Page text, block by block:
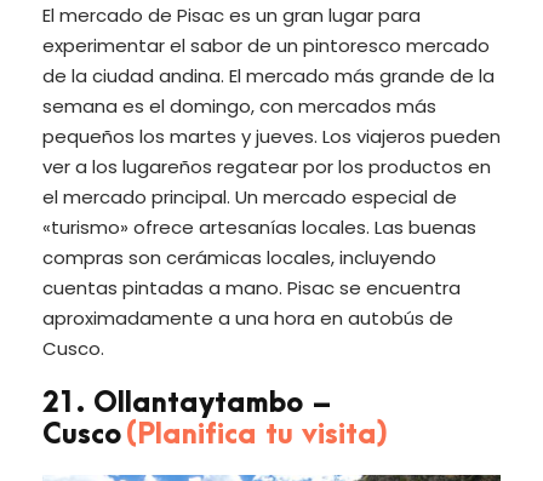
El mercado de Pisac es un gran lugar para
experimentar el sabor de un pintoresco mercado
de la ciudad andina. El mercado más grande de la
semana es el domingo, con mercados más
pequeños los martes y jueves. Los viajeros pueden
ver a los lugareños regatear por los productos en
el mercado principal. Un mercado especial de
«turismo» ofrece artesanías locales. Las buenas
compras son cerámicas locales, incluyendo
cuentas pintadas a mano. Pisac se encuentra
aproximadamente a una hora en autobús de
Cusco.
21. Ollantaytambo –
Cusco(Planifica tu visita)